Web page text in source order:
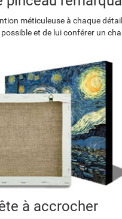
méticuleuse à chaque
et de lui conférer un
à accrocher